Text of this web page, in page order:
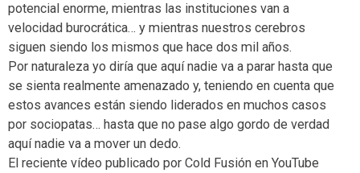
potencial enorme, mientras las instituciones van a
velocidad burocrática… y mientras nuestros cerebros
siguen siendo los mismos que hace dos mil años.
Por naturaleza yo diría que aquí nadie va a parar hasta que
se sienta realmente amenazado y, teniendo en cuenta que
estos avances están siendo liderados en muchos casos
por sociopatas… hasta que no pase algo gordo de verdad
aquí nadie va a mover un dedo.
El reciente vídeo publicado por Cold Fusión en YouTube